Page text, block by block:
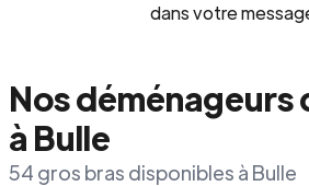
dans votre
Nos déménageurs
à Bulle
54 gros bras disponibles à Bulle